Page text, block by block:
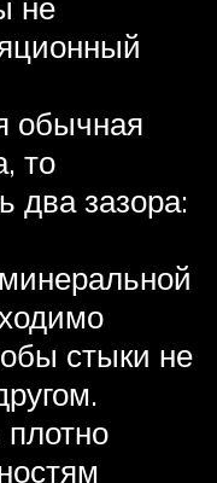
обычная
то
два зазора:
стыки не